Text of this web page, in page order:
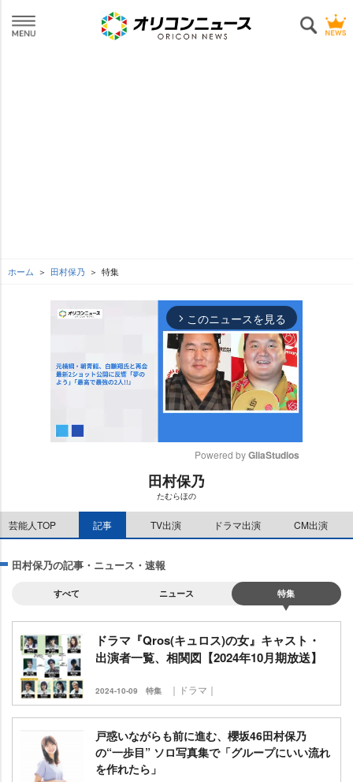
ホーム 田村保乃 特集
arrow_forward_ios このニュースを見る
e
Powered by GliaStudios
田村保乃
たむらほの
芸能人TOP 記事 TV出演 ドラマ出演 CM出演
田村保乃の記事・ニュース・速報
すべて ニュース 特集
ドラマ『Qros(キュロス)の女』キャスト・
出演者一覧、相関図【2024年10月期放送】
2024-10-09 特集 ｜ドラマ｜
戸惑いながらも前に進む、櫻坂46田村保乃
の“一歩目” ソロ写真集で「グループにいい流れ
を作れたら」